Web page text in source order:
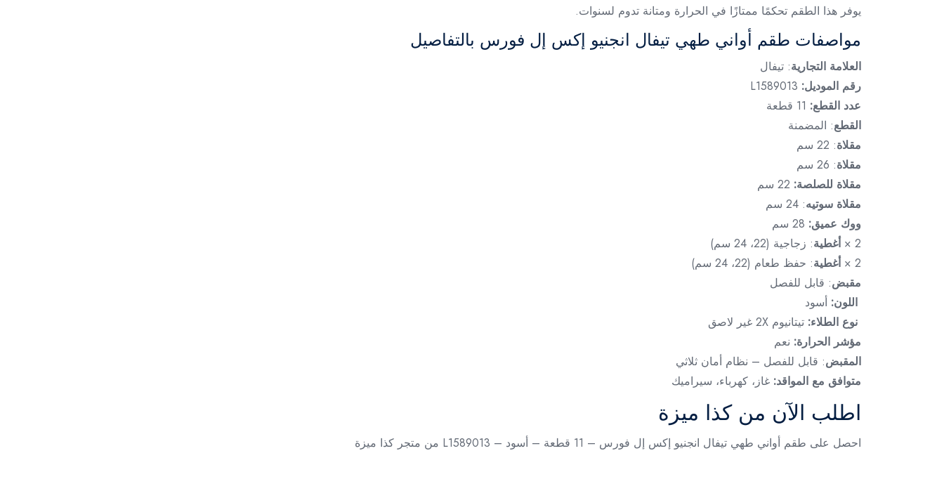
يوفر هذا الطقم تحكمًا ممتازًا في الحرارة ومتانة تدوم لسنوات.
مواصفات طقم أواني طهي تيفال انجنيو إكس إل فورس بالتفاصيل
العلامة التجارية: تيفال
رقم الموديل: L1589013
عدد القطع:
القطع: المضمنة
مقلاة: 22 سم
مقلاة: 26 سم
مقلاة للصلصة:
مقلاة سوتيه: 24 سم
ووك عميق:
2 ×
أغطية: زجاجية (22، 24 سم)
2 ×
أغطية: حفظ طعام (22، 24 سم)
مقبض: قابل للفصل
اللون: أسود
نوع الطلاء: تيتانيوم 2X غير لاصق
مؤشر الحرارة: نعم
المقبض: قابل للفصل – نظام أمان ثلاثي
متوافق مع المواقد: غاز، كهرباء، سيراميك
اطلب الآن من كذا ميزة
احصل على طقم أواني طهي تيفال انجنيو إكس إل فورس – 11 قطعة – أسود – L1589013 من متجر كذا ميزة